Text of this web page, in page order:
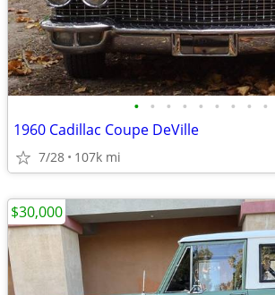
• • • • • • • • •
1960 Cadillac Coupe DeVille
7/28 107k mi
$30,000